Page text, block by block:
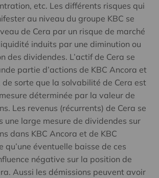
etc. Les différents risques qui
au niveau du groupe KBC se
de Cera par un risque de marché
induits par une diminution ou
des dividendes. L’actif de Cera se
partie d’actions de KBC Ancora et
de sorte que la solvabilité de Cera est
déterminée par la valeur de
Les revenus (récurrents) de Cera se
une large mesure de dividendes sur
dans KBC Ancora et de KBC
qu’une éventuelle baisse de ces
négative sur la position de
Aussi les démissions peuvent avoir